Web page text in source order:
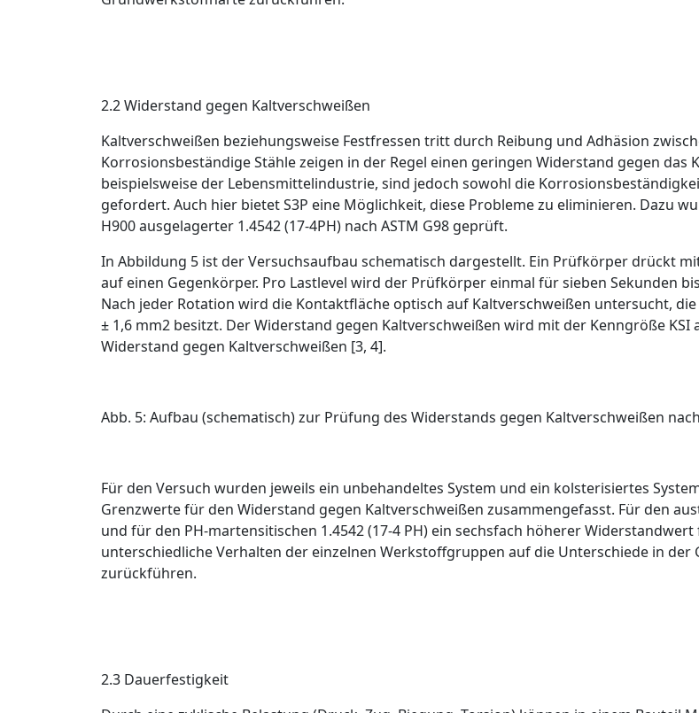
2.2 Widerstand gegen ­Kaltverschweißen
Kaltverschweißen beziehungsweise Festfressen tritt durch Reibung und Adhäsion
Korrosionsbeständige Stähle zeigen in der Regel einen geringen Widerstand gegen das
beispielsweise der Lebensmittelindustrie, sind jedoch sowohl die
gefordert. Auch hier bietet S3P eine Möglichkeit, diese Probleme zu eliminieren. Dazu
H900 ausgelagerter 1.4542 (17-4PH) nach ASTM G98 geprüft.
In Abbildung 5 ist der Versuchsaufbau schematisch dargestellt. Ein Prüfkörper drückt
auf einen Gegenkörper. Pro ­Lastlevel wird der Prüfkörper einmal für sieben Sekunden
Nach jeder Rotation wird die Kontaktfläche optisch auf Kaltverschweißen untersucht,
± 1,6 mm2 besitzt. Der Widerstand gegen Kaltverschweißen wird mit der Kenngröße
Widerstand gegen Kaltverschweißen [3, 4].
Abb. 5: Aufbau (schematisch) zur Prüfung des Widerstands gegen Kaltverschweißen
Für den Versuch wurden jeweils ein unbehandeltes System und ein kolsterisiertes
Grenzwerte für den Widerstand gegen Kaltverschweißen zusammengefasst. Für den
und für den PH-martensitischen 1.4542 (17-4 PH) ein sechsfach höherer
unterschiedliche Verhalten der einzelnen Werkstoffgruppen auf die Unterschiede in
zurückführen.
2.3 Dauerfestigkeit